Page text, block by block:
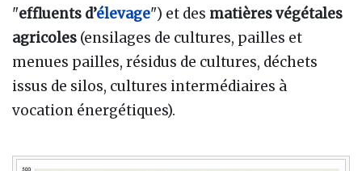
"effluents d’élevage") et des matières végétales
agricoles (ensilages de cultures, pailles et
menues pailles, résidus de cultures, déchets
issus de silos, cultures intermédiaires à
vocation énergétiques).